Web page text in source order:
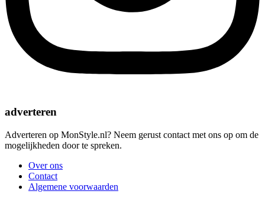
adverteren
Adverteren op MonStyle.nl? Neem gerust contact met ons op om de
mogelijkheden door te spreken.
Over ons
Contact
Algemene voorwaarden